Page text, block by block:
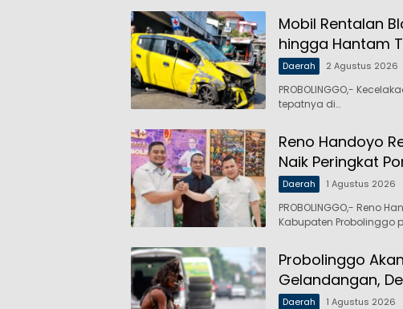
Mobil Rentalan
hingga Hantam
Daerah 2 Agustus 2026
PROBOLINGGO,-
tepatnya di…
Reno Handoyo
Naik Peringkat
Daerah 1 Agustus 2026
PROBOLINGGO,- Reno
Kabupaten Probolinggo
Probolinggo
Gelandangan,
Daerah 1 Agustus 2026